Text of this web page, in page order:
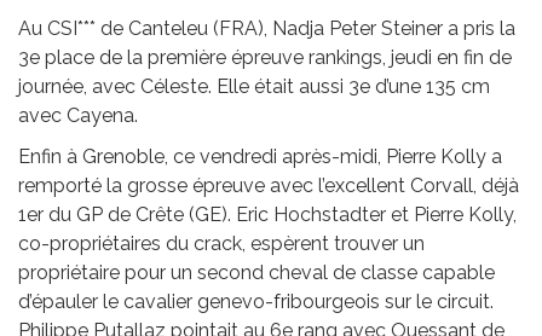
Au CSI*** de Canteleu (FRA), Nadja Peter Steiner a pris la
3e place de la première épreuve rankings, jeudi en fin de
journée, avec Céleste. Elle était aussi 3e d’une 135 cm
avec Cayena.
Enfin à Grenoble, ce vendredi après-midi, Pierre Kolly a
remporté la grosse épreuve avec l’excellent Corvall, déjà
1er du GP de Crête (GE). Eric Hochstadter et Pierre Kolly,
co-propriétaires du crack, espèrent trouver un
propriétaire pour un second cheval de classe capable
d’épauler le cavalier genevo-fribourgeois sur le circuit.
Philippe Putallaz pointait au 6e rang avec Ouessant de